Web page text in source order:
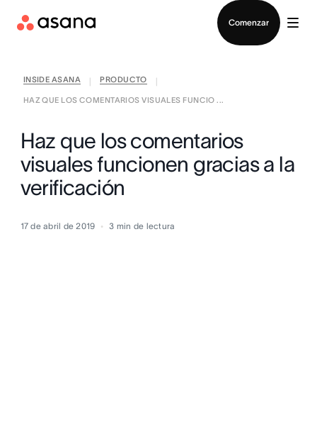
Comenzar
INSIDE ASANA PRODUCTO
HAZ QUE LOS COMENTARIOS VISUALES FUNCIO ...
Haz que los comentarios
visuales funcionen gracias a la
verificación
17 de abril de 2019 3 min de lectura